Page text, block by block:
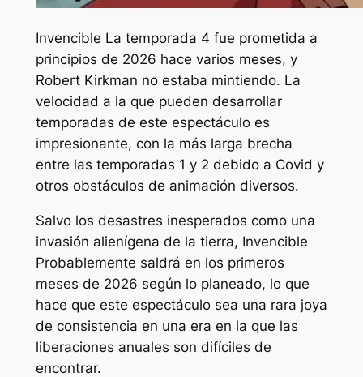
Invencible La temporada 4 fue prometida a
principios de 2026 hace varios meses, y
Robert Kirkman no estaba mintiendo. La
velocidad a la que pueden desarrollar
temporadas de este espectáculo es
impresionante, con la más larga brecha
entre las temporadas 1 y 2 debido a Covid y
otros obstáculos de animación diversos.
Salvo los desastres inesperados como una
invasión alienígena de la tierra, Invencible
Probablemente saldrá en los primeros
meses de 2026 según lo planeado, lo que
hace que este espectáculo sea una rara joya
de consistencia en una era en la que las
liberaciones anuales son difíciles de
encontrar.